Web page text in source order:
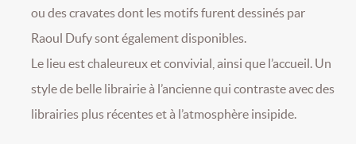
ou des cravates dont les motifs furent dessinés par
Raoul Dufy sont également disponibles.
Le lieu est chaleureux et convivial, ainsi que l’accueil. Un
style de belle librairie à l’ancienne qui contraste avec des
librairies plus récentes et à l’atmosphère insipide.